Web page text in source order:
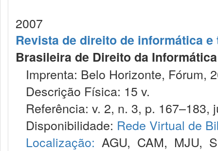
2007
Revista de direito de informática
Brasileira de Direito da
Imprenta: Belo Horizonte, Fórum,
Descrição Física: 15 v.
Referência: v. 2, n. 3, p. 167–183,
Disponibilidade: Rede Virtual de
Localização: AGU, CAM, MJU,